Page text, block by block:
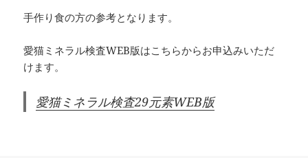
手作り食の方の参考となります。
愛猫ミネラル検査WEB版はこちらからお申込みいただ
けます。
愛猫ミネラル検査29元素WEB版